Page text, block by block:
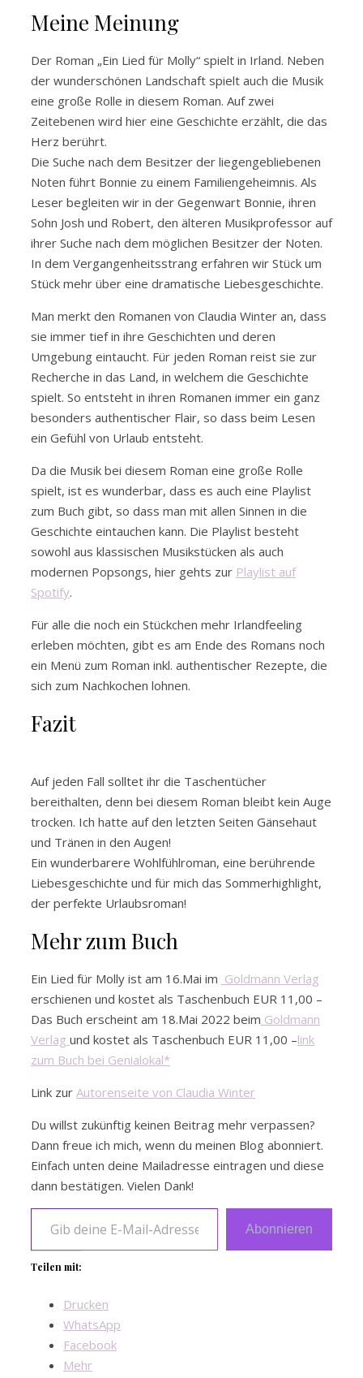
Meine Meinung
Der Roman „Ein Lied für Molly“ spielt in Irland. Neben
der wunderschönen Landschaft spielt auch die Musik
eine große Rolle in diesem Roman. Auf zwei
Zeitebenen wird hier eine Geschichte erzählt, die das
Herz berührt.
Die Suche nach dem Besitzer der liegengebliebenen
Noten führt Bonnie zu einem Familiengeheimnis. Als
Leser begleiten wir in der Gegenwart Bonnie, ihren
Sohn Josh und Robert, den älteren Musikprofessor auf
ihrer Suche nach dem möglichen Besitzer der Noten.
In dem Vergangenheitsstrang erfahren wir Stück um
Stück mehr über eine dramatische Liebesgeschichte.
Man merkt den Romanen von Claudia Winter an, dass
sie immer tief in ihre Geschichten und deren
Umgebung eintaucht. Für jeden Roman reist sie zur
Recherche in das Land, in welchem die Geschichte
spielt. So entsteht in ihren Romanen immer ein ganz
besonders authentischer Flair, so dass beim Lesen
ein Gefühl von Urlaub entsteht.
Da die Musik bei diesem Roman eine große Rolle
spielt, ist es wunderbar, dass es auch eine Playlist
zum Buch gibt, so dass man mit allen Sinnen in die
Geschichte eintauchen kann. Die Playlist besteht
sowohl aus klassischen Musikstücken als auch
modernen Popsongs, hier gehts zur Playlist auf
Spotify.
Für alle die noch ein Stückchen mehr Irlandfeeling
erleben möchten, gibt es am Ende des Romans noch
ein Menü zum Roman inkl. authentischer Rezepte, die
sich zum Nachkochen lohnen.
Fazit
Auf jeden Fall solltet ihr die Taschentücher
bereithalten, denn bei diesem Roman bleibt kein Auge
trocken. Ich hatte auf den letzten Seiten Gänsehaut
und Tränen in den Augen!
Ein wunderbarere Wohlfühlroman, eine berührende
Liebesgeschichte und für mich das Sommerhighlight,
der perfekte Urlaubsroman!
Mehr zum Buch
Ein Lied für Molly ist am 16.Mai im Goldmann Verlag
erschienen und kostet als Taschenbuch EUR 11,00 –
Das Buch erscheint am 18.Mai 2022 beim Goldmann
Verlag und kostet als Taschenbuch EUR 11,00 –link
zum Buch bei Genialokal*
Link zur Autorenseite von Claudia Winter
Du willst zukünftig keinen Beitrag mehr verpassen?
Dann freue ich mich, wenn du meinen Blog abonniert.
Einfach unten deine Mailadresse eintragen und diese
dann bestätigen. Vielen Dank!
Gib deine E-Mail-Adresse ein …
Abonnieren
Teilen mit:
Drucken
WhatsApp
Facebook
Mehr